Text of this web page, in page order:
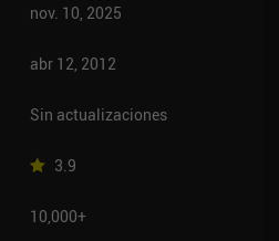
nov. 10, 2025
abr 12, 2012
Sin actualizaciones
3.9
10,000+